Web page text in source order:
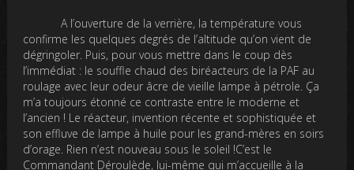
A l’ouverture de la verrière, la température vous
confirme les quelques degrés de l’altitude qu’on vient de
dégringoler. Puis, pour vous mettre dans le coup dès
l’immédiat : le souffle chaud des biréacteurs de la PAF au
roulage avec leur odeur âcre de vieille lampe à pétrole. Ça
m’a toujours étonné ce contraste entre le moderne et
l’ancien ! Le réacteur, invention récente et sophistiquée et
son effluve de lampe à huile pour les grand-mères en soirs
d’orage. Rien n’est nouveau sous le soleil !C’est le
Commandant Déroulède, lui-même qui m’accueille à la